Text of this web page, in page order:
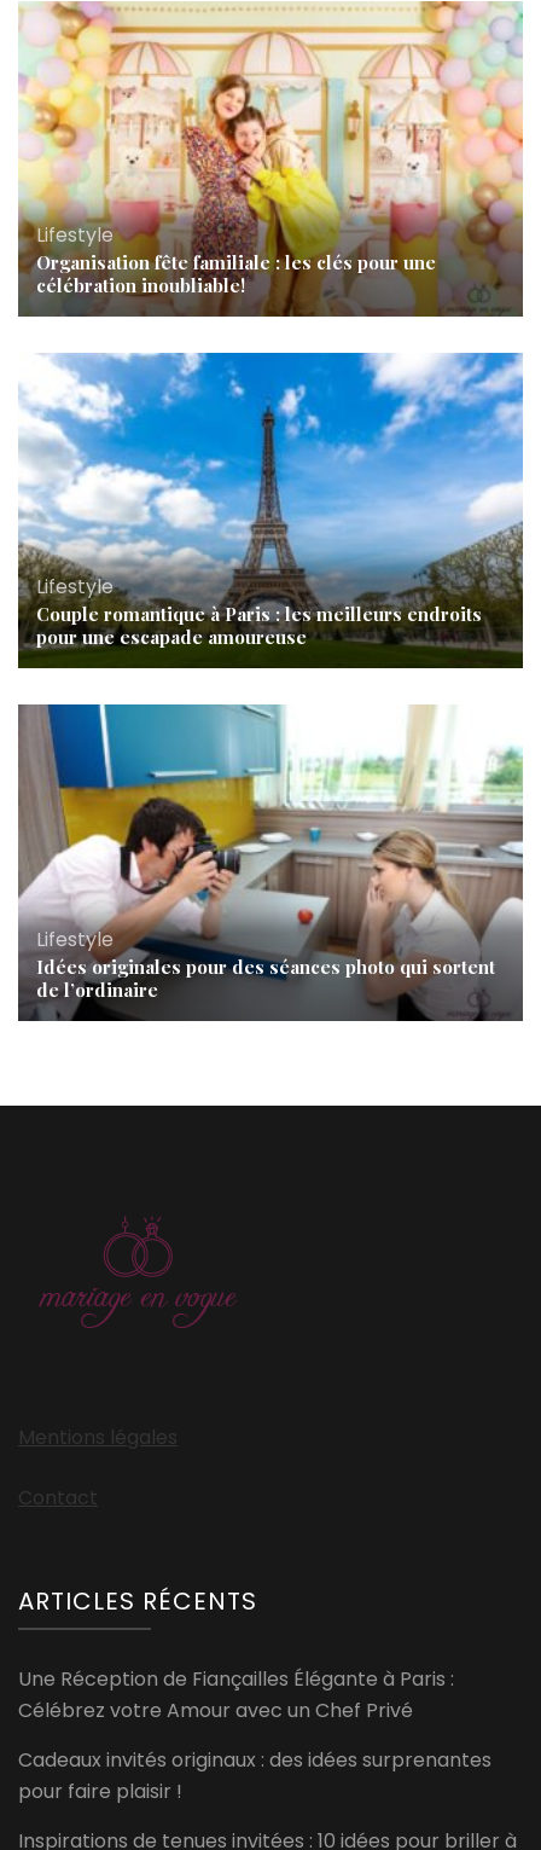
Lifestyle
Organisation fête familiale : les clés pour une
célébration inoubliable!
Lifestyle
Couple romantique à Paris : les meilleurs endroits
pour une escapade amoureuse
Lifestyle
Idées originales pour des séances photo qui sortent
de l’ordinaire
Mentions légales
Contact
ARTICLES RÉCENTS
Une Réception de Fiançailles Élégante à Paris :
Célébrez votre Amour avec un Chef Privé
Cadeaux invités originaux : des idées surprenantes
pour faire plaisir !
Inspirations de tenues invitées : 10 idées pour briller à